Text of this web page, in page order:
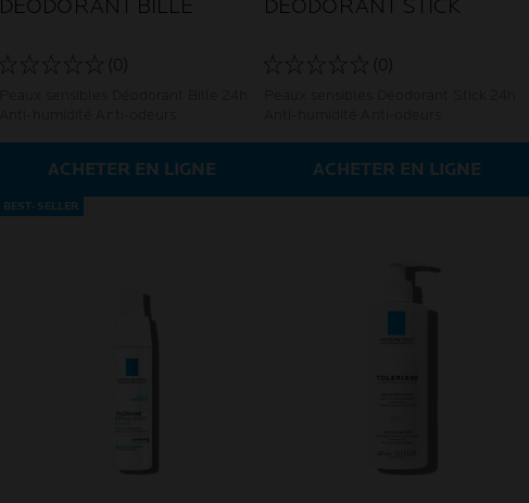
DÉODORANT BILLE
(0)
ACHETER EN LIGNE
DÉODORANT STICK
(0)
ACHETER EN LIGNE
BEST-SELLER